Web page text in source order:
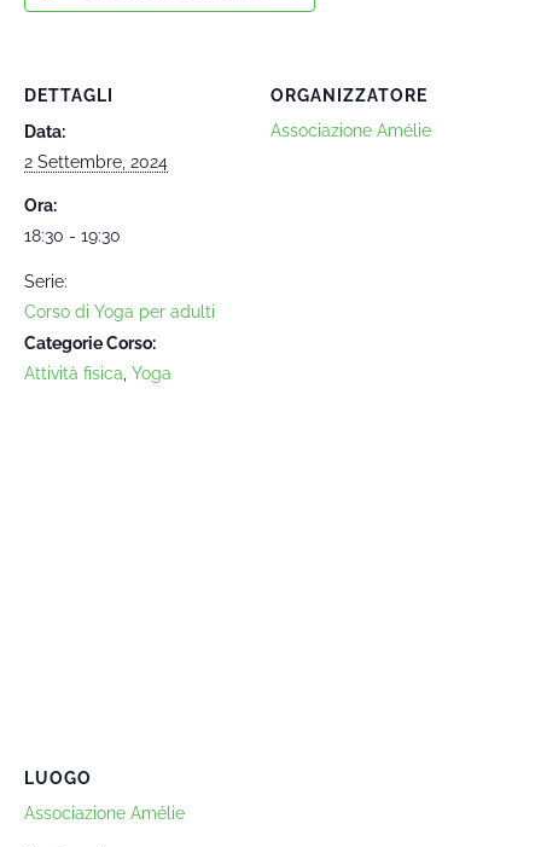
DETTAGLI
Data:
2 Settembre, 2024
Ora:
18:30 - 19:30
Serie:
Corso di Yoga per adulti
Categorie Corso:
Attività fisica Yoga
ORGANIZZATORE
Associazione Amélie
LUOGO
Associazione Amélie